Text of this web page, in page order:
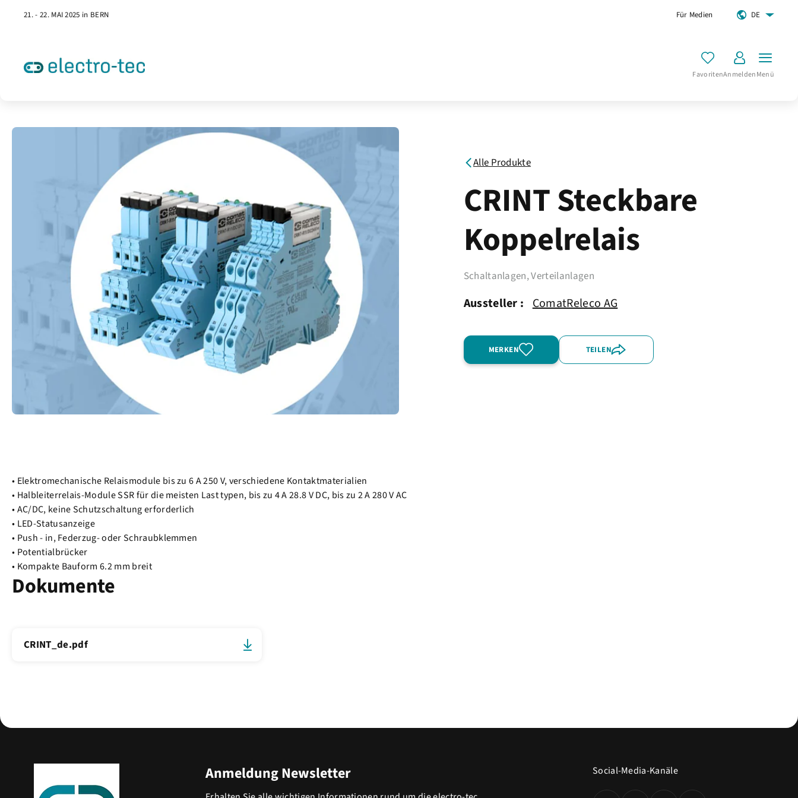
21. - 22. MAI 2025 in BERN Für Medien DE
FavoritenAnmeldenMenü
Alle Produkte
CRINT Steckbare
Koppelrelais
Schaltanlagen, Verteilanlagen
Aussteller : ComatReleco AG
MERKEN TEILEN
• Elektromechanische Relaismodule bis zu 6 A 250 V, verschiedene Kontaktmaterialien
• Halbleiterrelais-Module SSR für die meisten Last typen, bis zu 4 A 28.8 V DC, bis zu 2 A 280 V AC
• AC/DC, keine Schutzschaltung erforderlich
• LED-Statusanzeige
• Push - in, Federzug- oder Schraubklemmen
• Potentialbrücker
• Kompakte Bauform 6.2 mm breit
Dokumente
CRINT_de.pdf
Anmeldung Newsletter Social-Media-Kanäle